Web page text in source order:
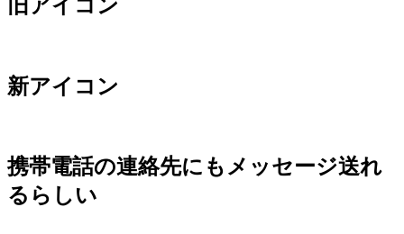
旧アイコン
新アイコン
携帯電話の連絡先にもメッセージ送れ
るらしい